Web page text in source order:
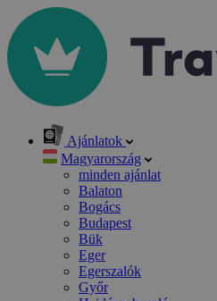
Ajánlatok
Magyarország
minden ajánlat
Balaton
Bogács
Budapest
Bük
Eger
Egerszalók
Győr